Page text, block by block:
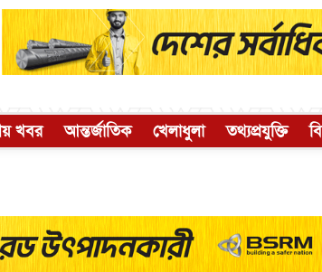
খবর আন্তর্জাতিক খেলাধুলা তথ্যপ্রযুক্তি